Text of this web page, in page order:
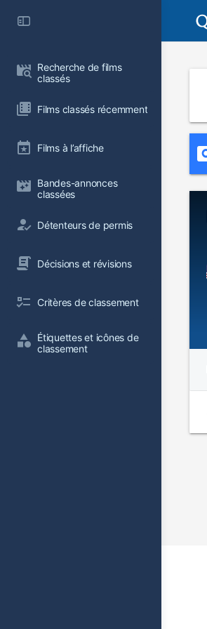
Recherche de films
classés
Films classés récemment
Films à l’affiche
Bandes-annonces
classées
Détenteurs de permis
Décisions et révisions
Critères de classement
Étiquettes et icônes de
classement